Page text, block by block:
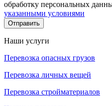
обработку персональных
указанными условиями
Отправить
Наши услуги
Перевозка опасных грузов
Перевозка личных вещей
Перевозка стройматериалов